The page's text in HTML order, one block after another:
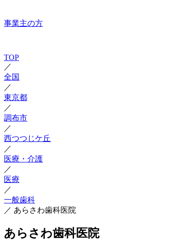
事業主の方
TOP
／
全国
／
東京都
／
調布市
／
西つつじケ丘
／
医療・介護
／
医療
／
一般歯科
／ あらさわ歯科医院
あらさわ歯科医院